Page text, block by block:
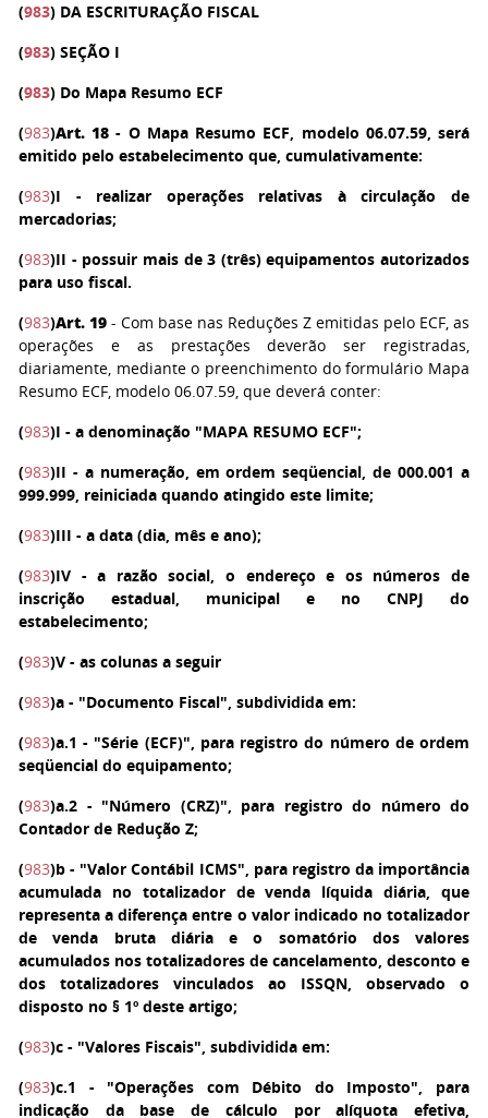
(983) DA ESCRITURAÇÃO FISCAL
(983) SEÇÃO I
(983) Do Mapa Resumo ECF
(983)Art. 18 - O Mapa Resumo ECF, modelo 06.07.59, será
emitido pelo estabelecimento que, cumulativamente:
(983)I - realizar operações relativas à circulação de
mercadorias;
(983)II - possuir mais de 3 (três) equipamentos autorizados
para uso fiscal.
(983)Art. 19 - Com base nas Reduções Z emitidas pelo ECF, as
operações e as prestações deverão ser registradas,
diariamente, mediante o preenchimento do formulário Mapa
Resumo ECF, modelo 06.07.59, que deverá conter:
(983)I - a denominação "MAPA RESUMO ECF";
(983)II - a numeração, em ordem seqüencial, de 000.001 a
999.999, reiniciada quando atingido este limite;
(983)III - a data (dia, mês e ano);
(983)IV - a razão social, o endereço e os números de
inscrição estadual, municipal e no CNPJ do
estabelecimento;
(983)V - as colunas a seguir
(983)a - "Documento Fiscal", subdividida em:
(983)a.1 - "Série (ECF)", para registro do número de ordem
seqüencial do equipamento;
(983)a.2 - "Número (CRZ)", para registro do número do
Contador de Redução Z;
(983)b - "Valor Contábil ICMS", para registro da importância
acumulada no totalizador de venda líquida diária, que
representa a diferença entre o valor indicado no totalizador
de venda bruta diária e o somatório dos valores
acumulados nos totalizadores de cancelamento, desconto e
dos totalizadores vinculados ao ISSQN, observado o
disposto no § 1º deste artigo;
(983)c - "Valores Fiscais", subdividida em:
(983)c.1
- "Operações com Débito do Imposto", para
indicação da base de cálculo por alíquota efetiva,